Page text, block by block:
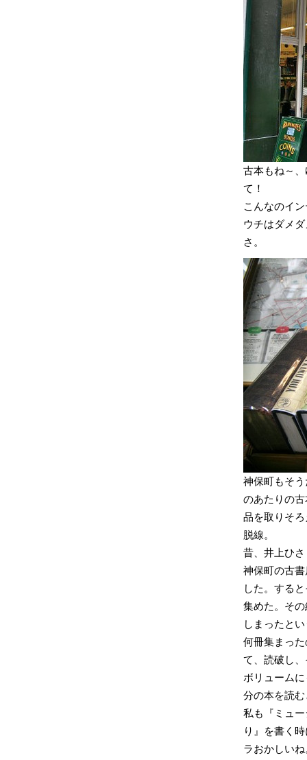
古本もね～
て！
こんなのイ
ウチはダメ
さ。
神保町もそ
のあたりの
品を取りそ
脱線。
昔、井上ひ
神保町の古
した。する
集めた。そ
しまったと
何冊集まっ
て、読破し
ボリューム
分の本を読
私も『ミュ
り』を書く
ラおかしいね